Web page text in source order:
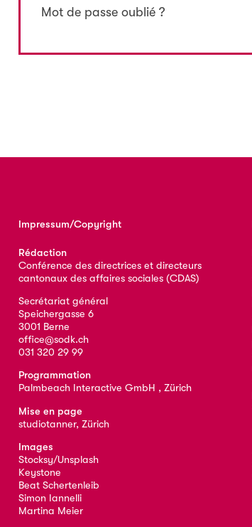
Mot de passe oublié ?
Impressum/Copyright
Rédaction
Conférence des directrices et directeurs
cantonaux des affaires sociales (CDAS)
Secrétariat général
Speichergasse 6
3001 Berne
office@sodk.ch
031 320 29 99
Programmation
Palmbeach Interactive GmbH , Zürich
Mise en page
studiotanner, Zürich
Images
Stocksy/Unsplash
Keystone
Beat Schertenleib
Simon Iannelli
Martina Meier